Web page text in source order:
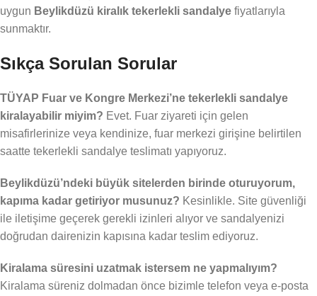
uygun Beylikdüzü kiralık tekerlekli sandalye fiyatlarıyla
sunmaktır.
Sıkça Sorulan Sorular
TÜYAP Fuar ve Kongre Merkezi’ne tekerlekli sandalye
kiralayabilir miyim? Evet. Fuar ziyareti için gelen
misafirlerinize veya kendinize, fuar merkezi girişine belirtilen
saatte tekerlekli sandalye teslimatı yapıyoruz.
Beylikdüzü’ndeki büyük sitelerden birinde oturuyorum,
kapıma kadar getiriyor musunuz? Kesinlikle. Site güvenliği
ile iletişime geçerek gerekli izinleri alıyor ve sandalyenizi
doğrudan dairenizin kapısına kadar teslim ediyoruz.
Kiralama süresini uzatmak istersem ne yapmalıyım?
Kiralama süreniz dolmadan önce bizimle telefon veya e-posta